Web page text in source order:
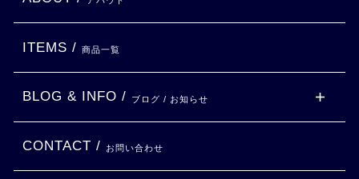
ITEMS / 商品一覧
BLOG & INFO / ブログ / お知らせ
CONTACT / お問い合わせ